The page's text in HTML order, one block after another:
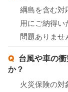
綱島を含む対
用にご納得
問題ありませ
台風や車の
か？
火災保険の対